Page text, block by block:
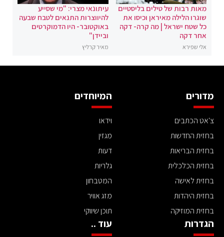
מאות רבות של טילים בליסטיים
שוגרו הלילה מאיראן וכיסו את
כל שטח ישראל | מה קרה- דקה
אחר דקה
אלי שפירא
עיתונאי מצרי: "מי שסייע
להיווצרות התנאים לטבח שבעה
באוקטובר- היו הדמוקרטים
וביידן"
מאיר קרליץ
מדורים
צ'אט הכתבים
בחזית החדשות
בחזית הבריאות
בחזית הכלכלית
בחזית לאישה
בחזית היהדות
בחזית המוזיקה
המיוחדים
וידאו
מגזין
דעות
גלריות
המטבחון
מזג אוויר
תוכן שיווקי
הגדרות עוד ..